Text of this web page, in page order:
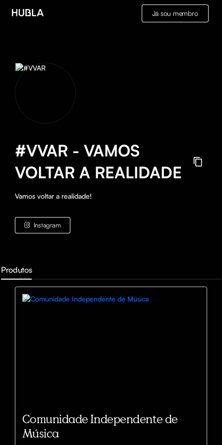
Já sou membro
#VVAR - VAMOS
VOLTAR A REALIDADE
Vamos voltar a realidade!
Instagram
Produtos
Comunidade Independente de
Música